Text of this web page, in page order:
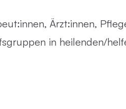
Ärzt:innen,
in heilenden/